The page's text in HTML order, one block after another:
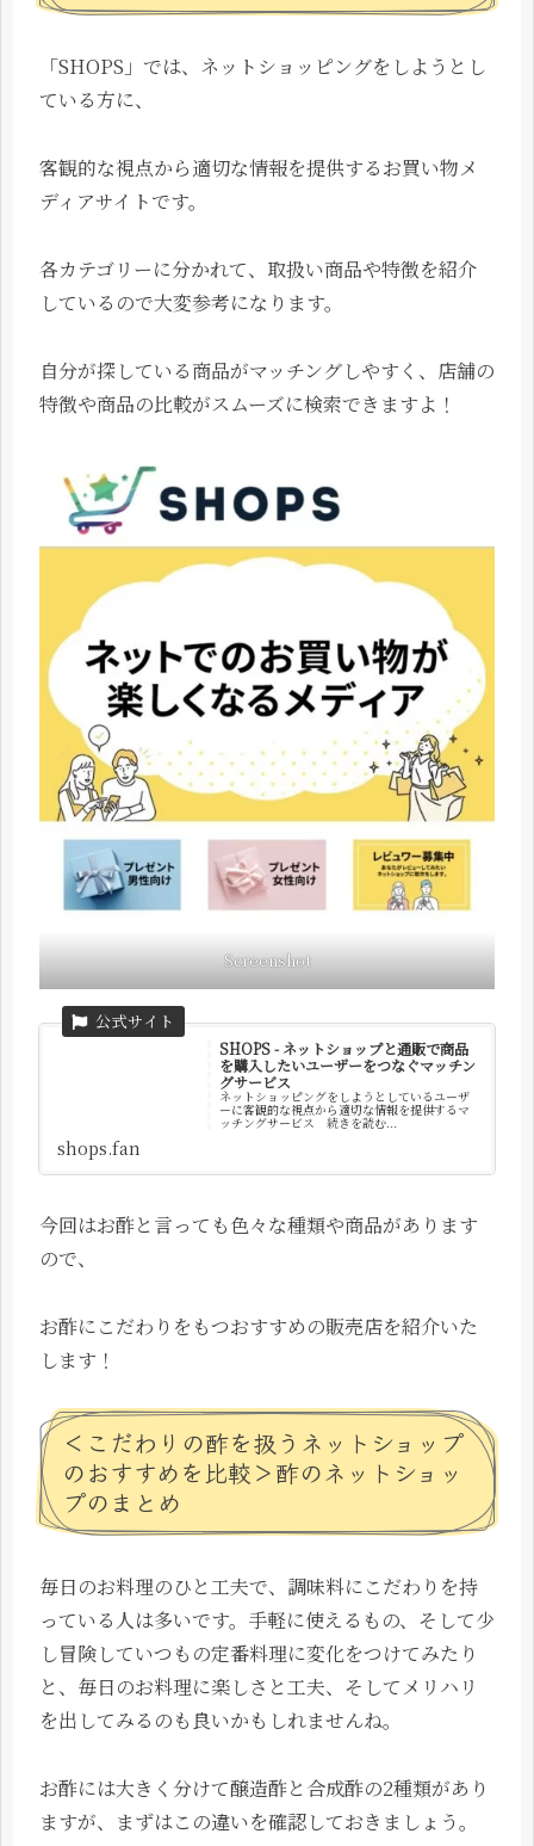
「SHOPS」では、ネットショッピングをしようとし
ている方に、
客観的な視点から適切な情報を提供するお買い物メ
ディアサイトです。
各カテゴリーに分かれて、取扱い商品や特徴を紹介
しているので大変参考になります。
自分が探している商品がマッチングしやすく、店舗の
特徴や商品の比較がスムーズに検索できますよ！
Screenshot
SHOPS - ネットショップと通販で商品
を購入したいユーザーをつなぐマッチン
グサービス
ネットショッピングをしようとしているユーザ
ーに客観的な視点から適切な情報を提供するマ
ッチングサービス 続きを読む...
shops.fan
今回はお酢と言っても色々な種類や商品があります
ので、
お酢にこだわりをもつおすすめの販売店を紹介いた
します！
＜こだわりの酢を扱うネットショップ
のおすすめを比較＞酢のネットショッ
プのまとめ
毎日のお料理のひと工夫で、調味料にこだわりを持
っている人は多いです。手軽に使えるもの、そして少
し冒険していつもの定番料理に変化をつけてみたり
と、毎日のお料理に楽しさと工夫、そしてメリハリ
を出してみるのも良いかもしれませんね。
お酢には大きく分けて醸造酢と合成酢の2種類があり
ますが、まずはこの違いを確認しておきましょう。